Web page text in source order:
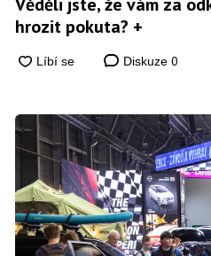
Věděli jste, že vám za
hrozit pokuta? +
Diskuze 0